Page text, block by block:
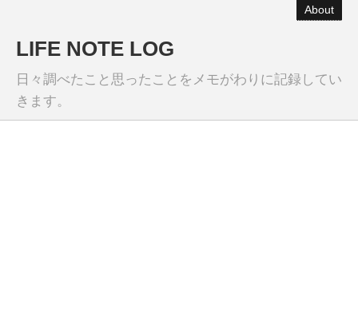
About
LIFE NOTE LOG
日々調べたこと思ったことをメモがわりに記録してい
きます。